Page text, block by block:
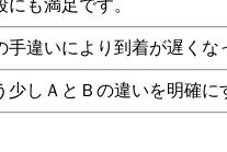
も満足です。
違いにより到着が遅くな
しＡとＢの違いを明確